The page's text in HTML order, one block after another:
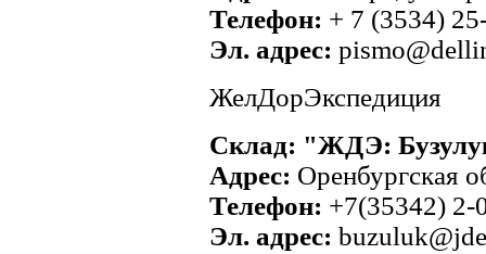
Телефон: + 7 (3534)
Эл. адрес:
ЖелДорЭкспедиция
Склад: "ЖДЭ:
Адрес: Оренбургская
Телефон: +7(35342) 2-
Эл. адрес: